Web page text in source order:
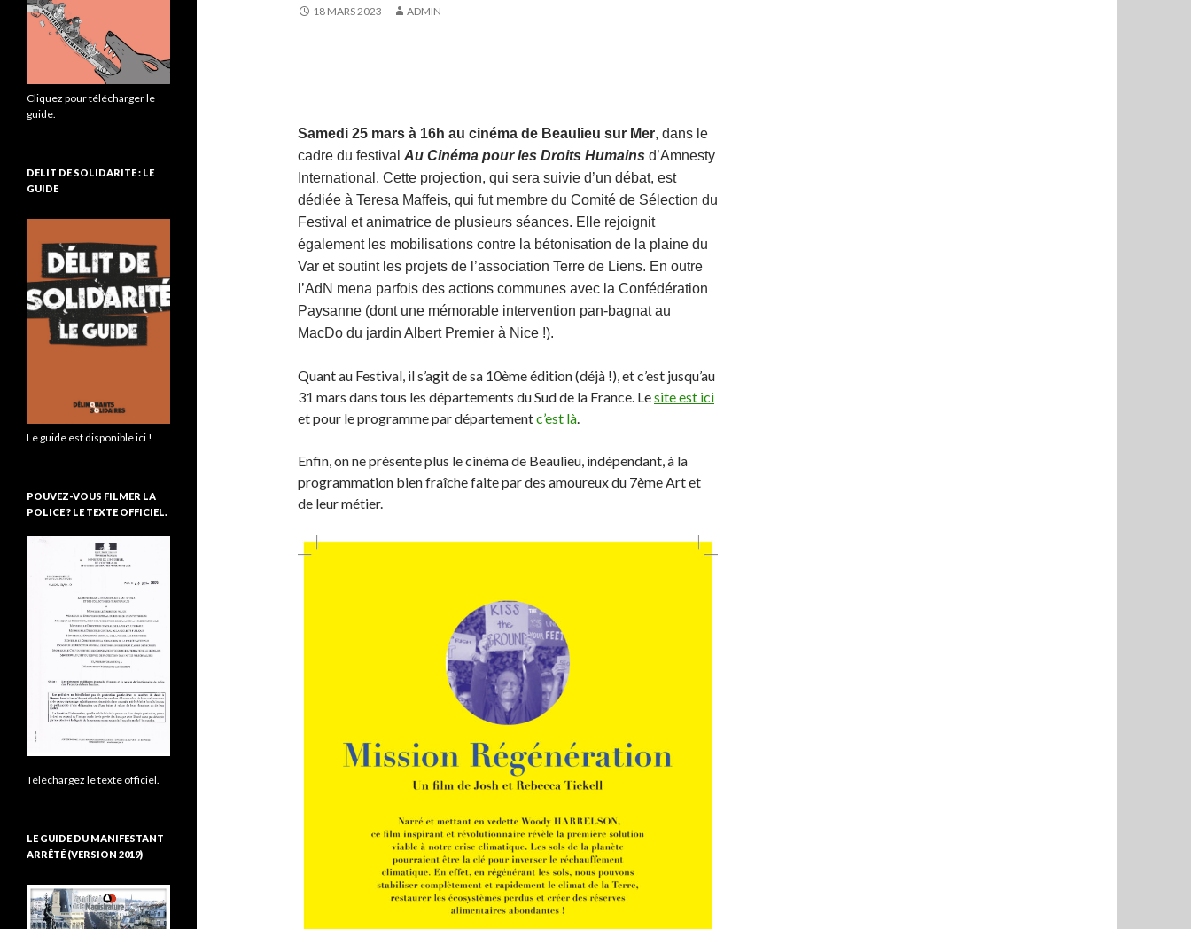
18 MARS 2023 ADMIN
Samedi 25 mars à 16h au cinéma de Beaulieu sur Mer, dans le
cadre du festival Au Cinéma pour les Droits Humains d’Amnesty
International. Cette projection, qui sera suivie d’un débat, est
dédiée à Teresa Maffeis, qui fut membre du Comité de Sélection du
Festival et animatrice de plusieurs séances. Elle rejoignit
également les mobilisations contre la bétonisation de la plaine du
Var et soutint les projets de l’association Terre de Liens. En outre
l’AdN mena parfois des actions communes avec la Confédération
Paysanne (dont une mémorable intervention pan-bagnat au
MacDo du jardin Albert Premier à Nice !).
Quant au Festival, il s’agit de sa 10ème édition (déjà !), et c’est jusqu’au
31 mars dans tous les départements du Sud de la France. Lesite est ici
et pour le programme par départementc’est là.
Enfin, on ne présente plus le cinéma de Beaulieu, indépendant, à la
programmation bien fraîche faite par des amoureux du 7ème Art et
de leur métier.
Cliquez pour télécharger le
guide.
DÉLIT DE SOLIDARITÉ : LE
GUIDE
Le guide est disponible ici !
POUVEZ-VOUS FILMER LA
POLICE ? LE TEXTE OFFICIEL.
Téléchargez le texte officiel.
LE GUIDE DU MANIFESTANT
ARRÊTÉ (VERSION 2019)